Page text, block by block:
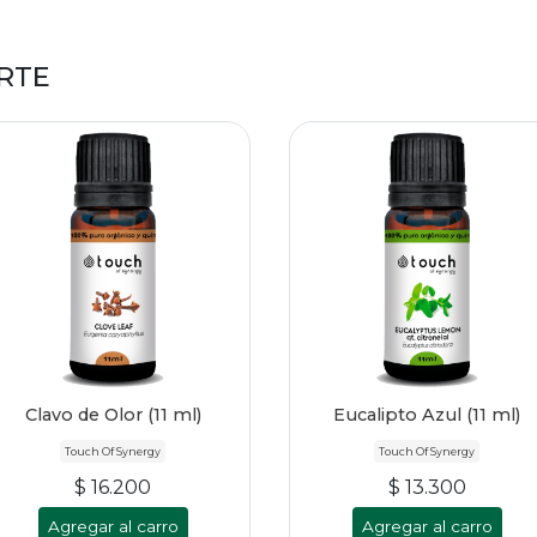
Clavo de Olor (11 ml)
Touch Of Synergy
$ 16.200
Agregar al carro
Eucalipto Azul (11 ml)
Touch Of Synergy
$ 13.300
Agregar al carro